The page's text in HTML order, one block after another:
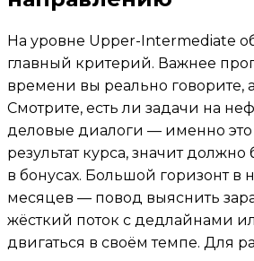
На уровне Upper-Intermediate
главный критерий. Важнее
времени вы реально говорите,
Смотрите, есть ли задачи на
деловые диалоги — именно это
результат курса, значит должно
в бонусах. Большой горизонт в
месяцев — повод выяснить
жёсткий поток с дедлайнами
двигаться в своём темпе. Для